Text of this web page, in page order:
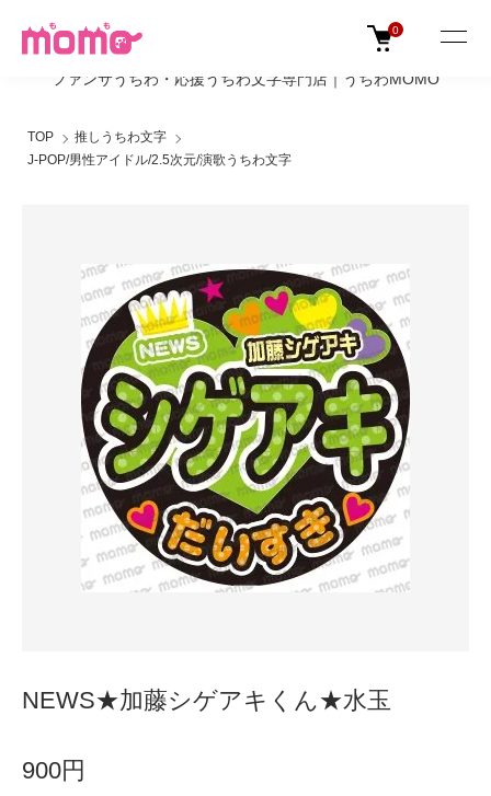
ファンサうちわ・応援うちわ文字専門店｜うちわMOMO
0
TOP
推しうちわ文字
J-POP/男性アイドル/2.5次元/演歌うちわ文字
NEWS★加藤シゲアキくん★水玉
900円